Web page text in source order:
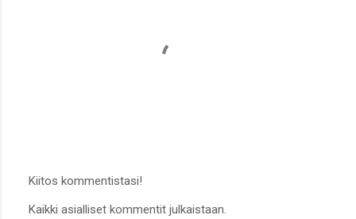
ä
Kiitos kommentistasi!
Kaikki asialliset kommentit julkaistaan.